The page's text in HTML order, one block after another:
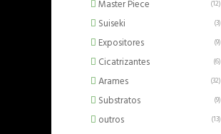
Master Piece (12)
Suiseki (3)
Expositores (9)
Cicatrizantes (6)
Arames (32)
Substratos (9)
outros (13)